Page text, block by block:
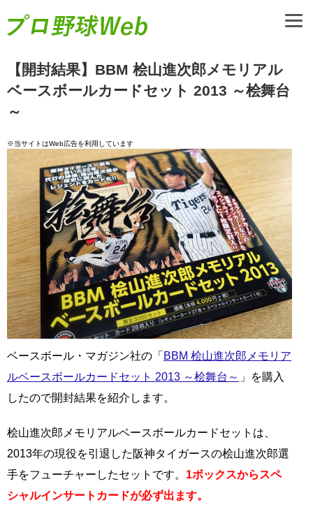
【開封結果】BBM 桧山進次郎メモリアル
ベースボールカードセット 2013 ～桧舞台
～
※当サイトはWeb広告を利用しています
ベースボール・マガジン社の「 BBM 桧山進次郎メモリア
ルベースボールカードセット 2013 ～桧舞台～ 」を購入
したので開封結果を紹介します。
桧山進次郎メモリアルベースボールカードセットは、
2013年の現役を引退した阪神タイガースの桧山進次郎選
手をフューチャーしたセットです。 1ボックスからスペ
シャルインサートカードが必ず出ます。